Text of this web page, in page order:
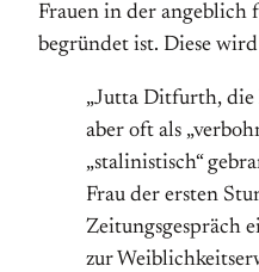
Frauen in der angeblich
begründet ist. Diese
„Jutta Ditfurth,
aber oft als
„stalinistisch“
Frau der ersten
Zeitungsgespräch
zur